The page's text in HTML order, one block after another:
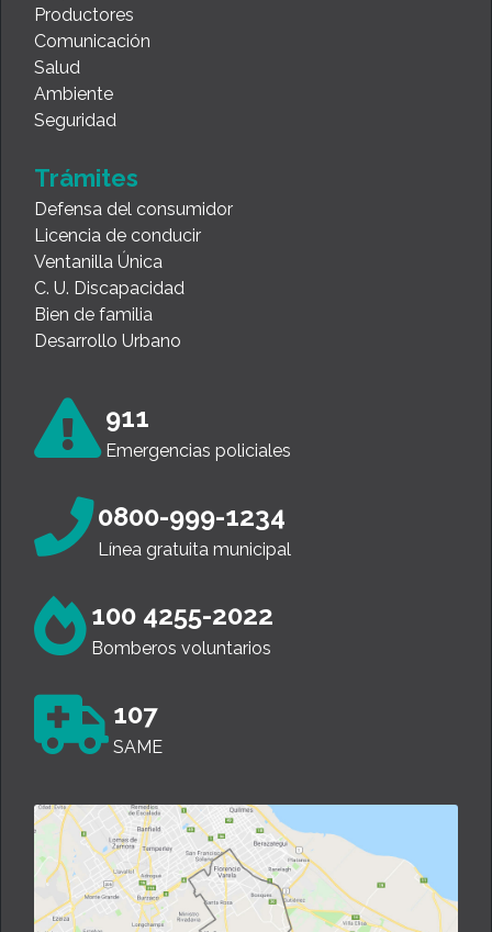
Productores
Comunicación
Salud
Ambiente
Seguridad
Trámites
Defensa del consumidor
Licencia de conducir
Ventanilla Única
C. U. Discapacidad
Bien de familia
Desarrollo Urbano
911
Emergencias policiales
0800-999-1234
Línea gratuita municipal
100 4255-2022
Bomberos voluntarios
107
SAME